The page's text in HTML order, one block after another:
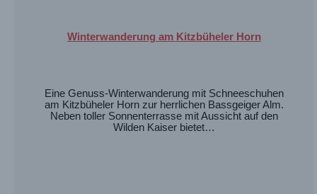
Winterwanderung am Kitzbüheler Horn
Eine Genuss-Winterwanderung mit Schneeschuhen
am Kitzbüheler Horn zur herrlichen Bassgeiger Alm.
Neben toller Sonnenterrasse mit Aussicht auf den
Wilden Kaiser bietet…